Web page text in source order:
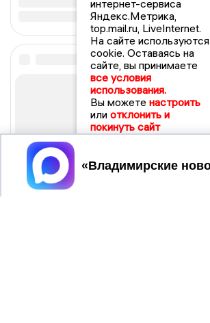
интернет-сервиса
Яндекс.Метрика,
top.mail.ru, LiveInternet.
На сайте используются
cookie. Оставаясь на
сайте, вы принимаете
все условия
использования.
Вы можете настроить
или отклонить и
покинуть сайт
Принять